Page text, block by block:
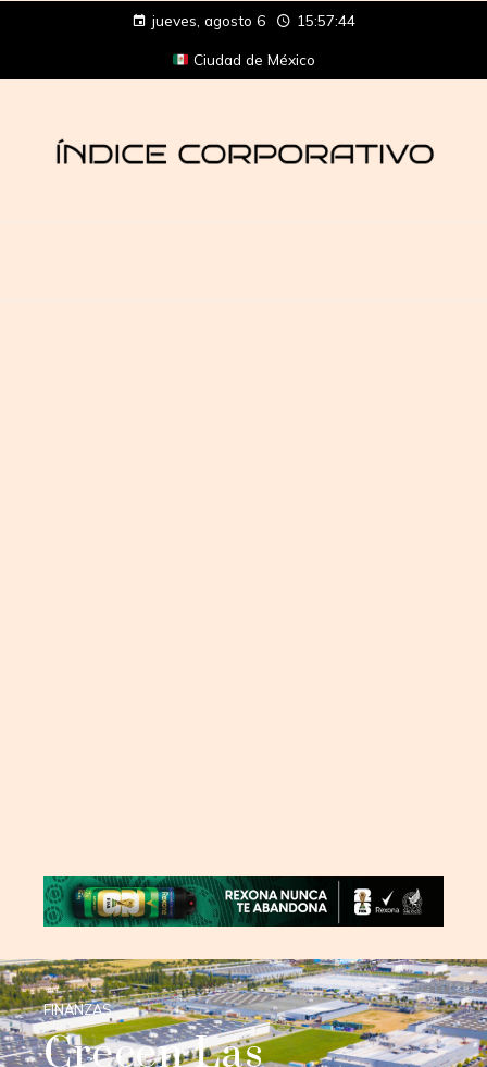
jueves, agosto 6 15:57:44
Ciudad de México
FINANZAS
Crecen Las